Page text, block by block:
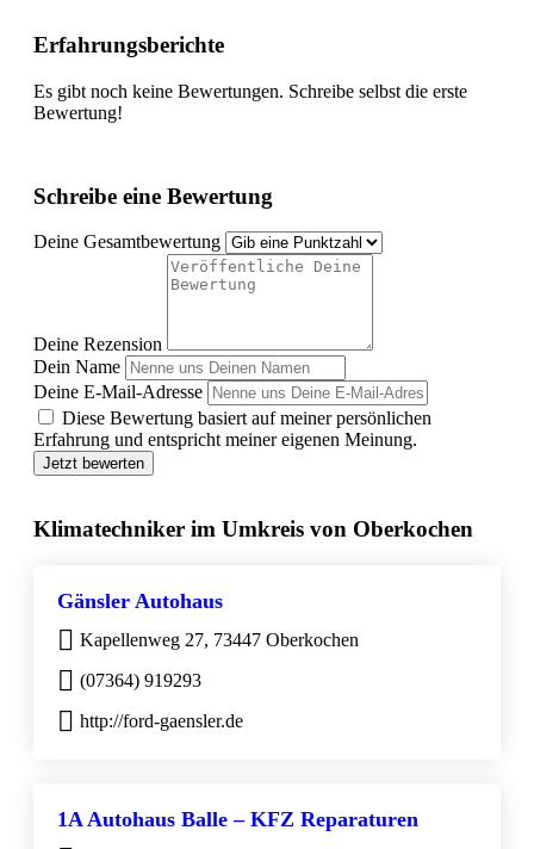
Erfahrungsberichte
Es gibt noch keine Bewertungen. Schreibe selbst die erste
Bewertung!
Schreibe eine Bewertung
Deine Gesamtbewertung
Deine Rezension
Dein Name
Deine E-Mail-Adresse
Diese Bewertung basiert auf meiner persönlichen
Erfahrung und entspricht meiner eigenen Meinung.
Jetzt bewerten
Klimatechniker im Umkreis von Oberkochen
Gänsler Autohaus
Kapellenweg 27, 73447 Oberkochen
(07364) 919293
http://ford-gaensler.de
1A Autohaus Balle – KFZ Reparaturen